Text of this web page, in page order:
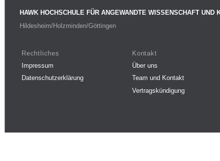
HAWK HOCHSCHULE FÜR ANGEWANDTE WISSENSCHAFT UND
Hildesheim/Holzminden/Göttingen
Rechtliches
Impressum
Datenschutzerklärung
Kontakt
Über uns
Team und Kontakt
Vertragskündigung